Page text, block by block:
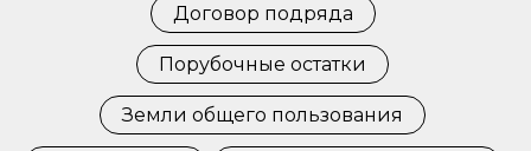
Договор подряда
Порубочные остатки
Земли общего пользования